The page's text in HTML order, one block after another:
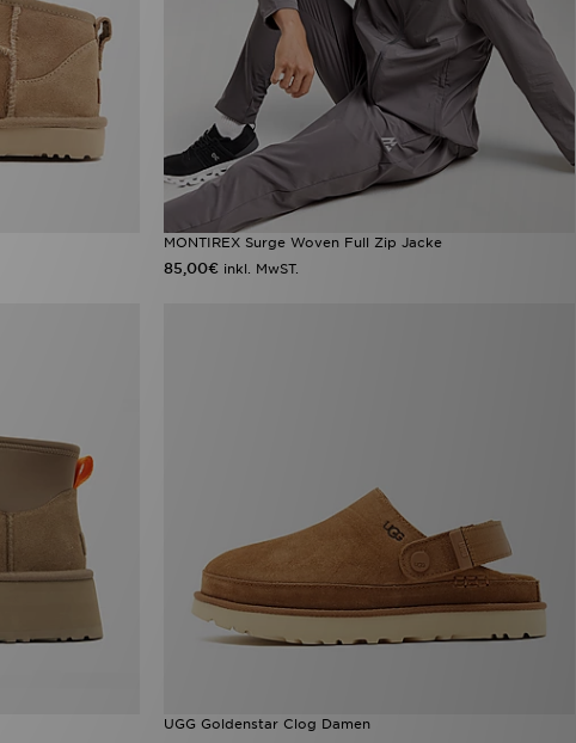
MONTIREX Surge Woven Full Zip Jacke
85,00€ inkl. MwST.
UGG Goldenstar Clog Damen